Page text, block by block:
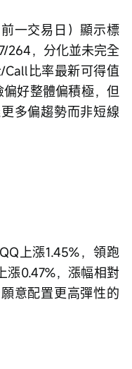
一交易日）顯示標
264，分化並未完全
Call比率最新可得值
好整體偏積極，但
多偏趨勢而非短線
上漲1.45%，領跑
漲0.47%，漲幅相對
意配置更高彈性的